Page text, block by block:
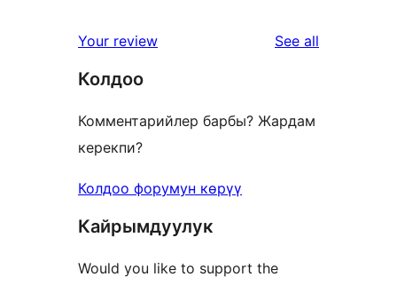
Your review See all
Колдоо
Комментарийлер барбы? Жардам
керекпи?
Колдоо форумун көрүү
Кайрымдуулук
Would you like to support the